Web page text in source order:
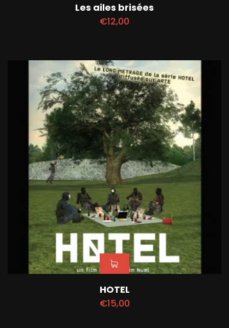
Les ailes brisées
€12,00
HOTEL
€15,00